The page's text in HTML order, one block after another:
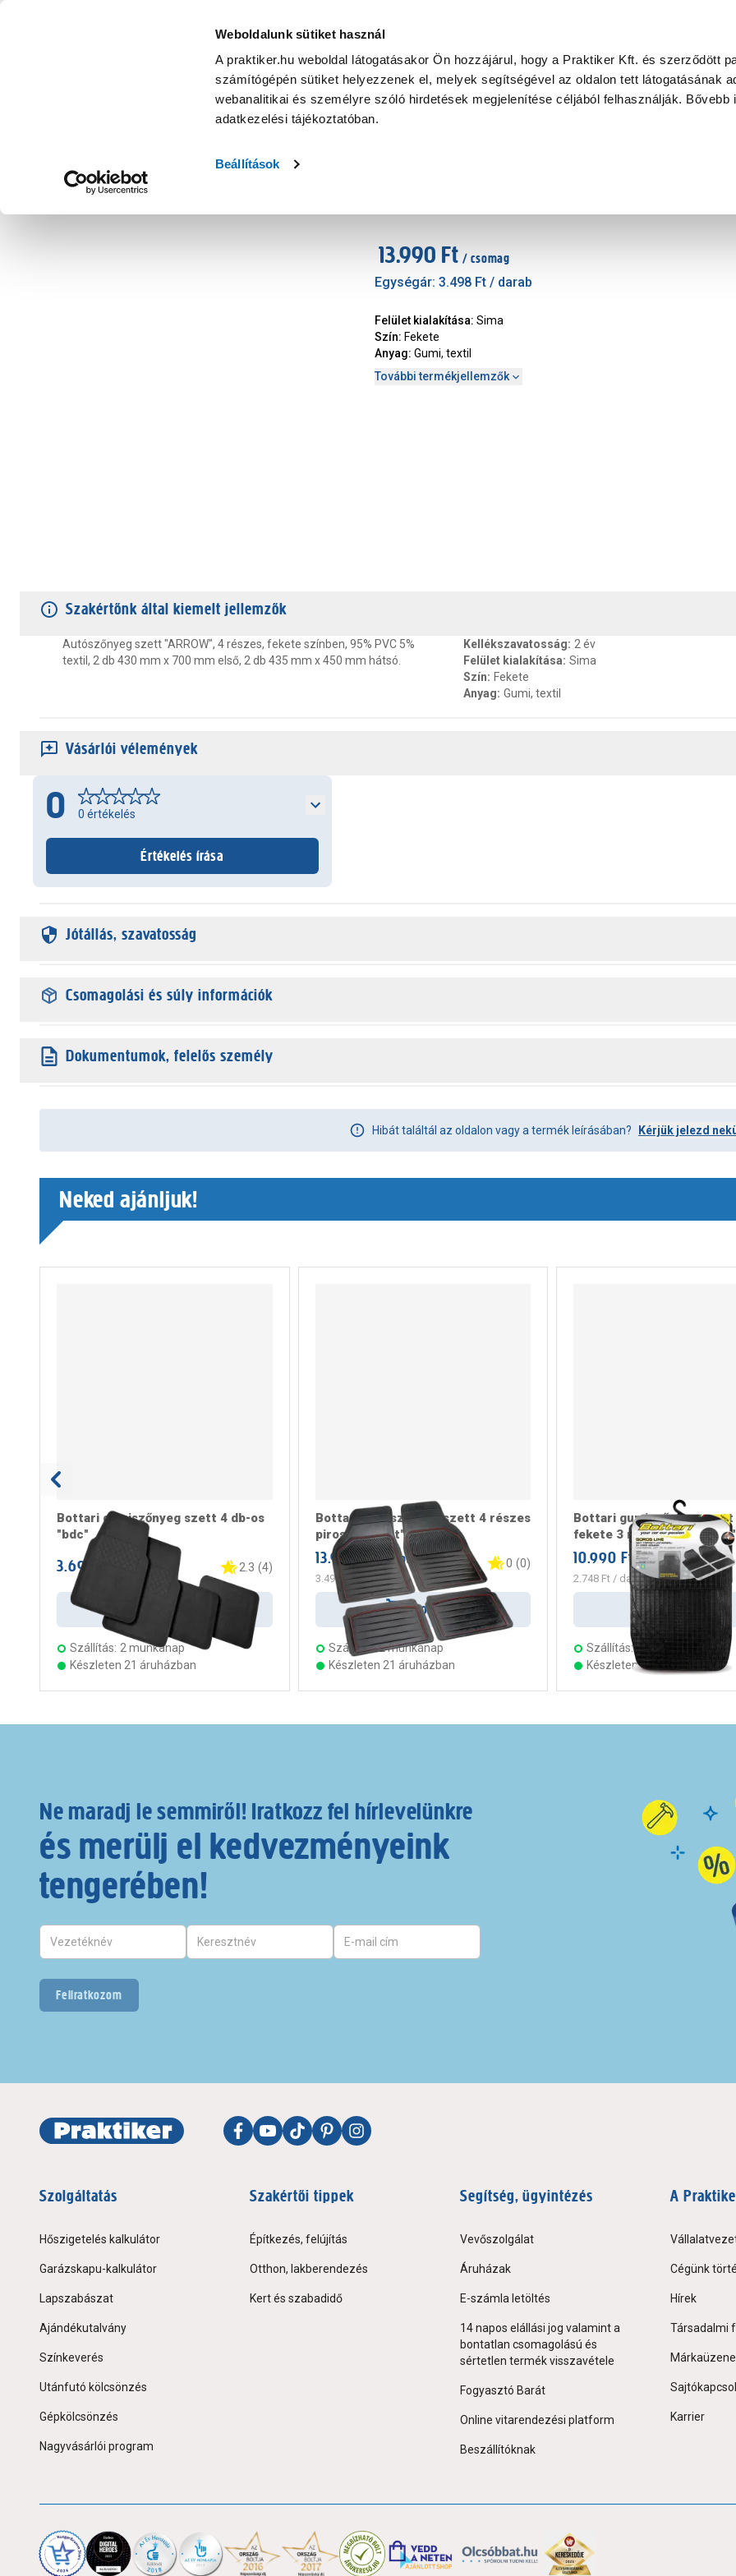
Weboldalunk sütiket használ
A praktiker.hu weboldal látogatásakor Ön hozzájárul, hogy a Praktiker Kft. és szerződött
számítógépén sütiket helyezzenek el, melyek segítségével az oldalon tett látogatásának
webanalitikai és személyre szóló hirdetések megjelenítése céljából felhasználják. Bővebb
adatkezelési tájékoztatóban.
Beállítások
KATEGÓRIÁK
Nyereményjáték Praktiker Professional Szakiajánló Ügyintézés és Információ
13.990 Ft / csomag
Egységár: 3.498 Ft / darab
Felület kialakítása: Sima
Szín: Fekete
Anyag: Gumi, textil
További termékjellemzők
Szakértőnk által kiemelt jellemzők
Autószőnyeg szett "ARROW", 4 részes, fekete színben, 95% PVC 5%
textil, 2 db 430 mm x 700 mm első, 2 db 435 mm x 450 mm hátsó.
Kellékszavatosság: 2 év
Felület kialakítása: Sima
Szín: Fekete
Anyag: Gumi, textil
Vásárlói vélemények
0 0 értékelés
Értékelés írása
Jótállás, szavatosság
Csomagolási és súly információk
Dokumentumok, felelős személy
Hibát találtál az oldalon vagy a termék leírásában? Kérjük jelezd
Neked ajánljuk!
Bottari gumiszőnyeg szett 4 db-os
"bdc"
3.699 Ft / darab 2.3 (4)
Kosárba
Szállítás: 2 munkanap
Készleten 21 áruházban
Bottari gumiszőnyeg szett 4 részes
piros "perfect"
13.990 Ft / csomag
3.498 Ft/ darab
0 (0)
Kosárba
Szállítás: 2 munkanap
Készleten 21 áruházban
Bottari gumiszőnyeg
fekete 3 méretre vágható
10.990 Ft / csomag
2.748 Ft / darab
Szállítás: 4 munkanap
Készleten 22 áruházban
Ne maradj le semmiről! Iratkozz fel hírlevelünkre
és merülj el kedvezményeink
tengerében!
Feliratkozom
Szolgáltatás
Hőszigetelés kalkulátor
Garázskapu-kalkulátor
Lapszabászat
Ajándékutalvány
Színkeverés
Utánfutó kölcsönzés
Gépkölcsönzés
Nagyvásárlói program
Szakértői tippek
Építkezés, felújítás
Otthon, lakberendezés
Kert és szabadidő
Segítség, ügyintézés
Vevőszolgálat
Áruházak
E-számla letöltés
14 napos elállási jog valamint a
bontatlan csomagolású és
sértetlen termék visszavétele
Fogyasztó Barát
Online vitarendezési platform
Beszállítóknak
A
Cégünk
Hírek
Társadalmi
Karrier